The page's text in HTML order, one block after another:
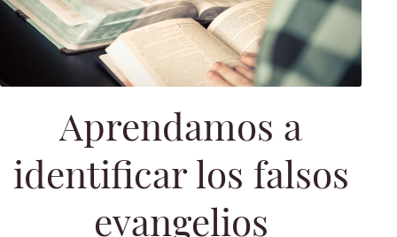
Aprendamos a
identificar los falsos
evangelios